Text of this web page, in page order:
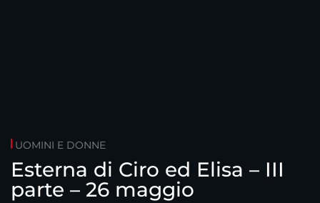
UOMINI E DONNE
Esterna di Ciro ed Elisa – III
parte – 26 maggio